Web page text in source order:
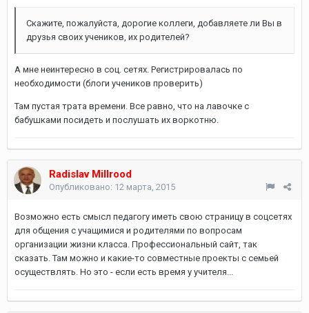
Скажите, пожалуйста, дорогие коллеги, добавляете ли Вы в
друзья своих учеников, их родителей?
А мне неинтересно в соц. сетях. Регистрировалась по
необходимости (блоги учеников проверить)
Там пустая трата времени. Все равно, что на лавочке с
бабушками посидеть и послушать их воркотню.
Radislav Millrood
Опубликовано: 12 марта, 2015
Возможно есть смысл педагогу иметь свою страницу в соцсетях
для общения с учащимися и родителями по вопросам
организации жизни класса. Профессиональный сайт, так
сказать. Там можно и какие-то совместные проекты с семьей
осуществлять. Но это - если есть время у учителя...